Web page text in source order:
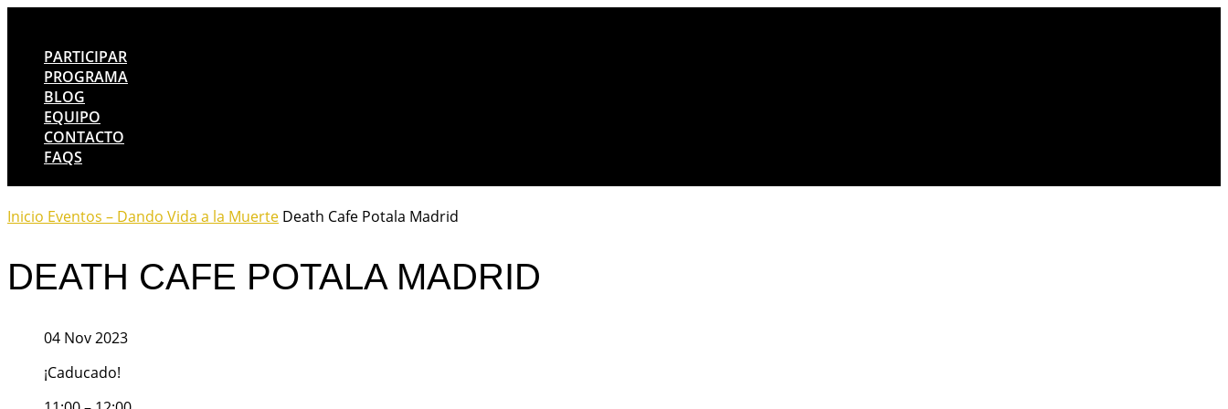
PARTICIPAR
PROGRAMA
BLOG
EQUIPO
CONTACTO
FAQS
Inicio Eventos – Dando Vida a la Muerte Death Cafe Potala Madrid
DEATH CAFE POTALA MADRID
04 Nov 2023
¡Caducado!